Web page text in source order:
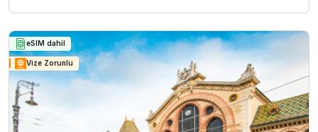
eSIM dahil
Vize Zorunlu